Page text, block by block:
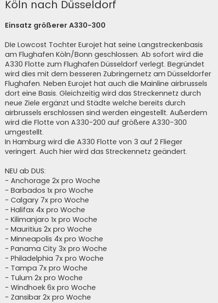
r
a
Köln nach Düsseldorf
Einsatz größerer A330-300
DIe Lowcost Tochter Eurojet hat seine Langstreckenbasis
am Flughafen Köln/Bonn geschlossen. Ab sofort wird die
A330 Flotte zum Flughafen Düsseldorf verlegt. Begründet
wird dies mit dem besseren Zubringernetz am Düsseldorfer
Flughafen. Neben Eurojet hat auch die Mainline airbrussels
dort eine Basis. Gleichzeitig wird das Streckennetz durch
neue Ziele ergänzt und Städte welche bereits durch
airbrussels erschlossen sind werden eingestellt. Außerdem
wird die Flotte von A330-200 auf größere A330-300
umgestellt.
In Hamburg wird die A330 Flotte von 3 auf 2 Flieger
veringert. Auch hier wird das Streckennetz geändert.
NEU ab DUS:
- Anchorage 2x pro Woche
- Barbados 1x pro Woche
- Calgary 7x pro Woche
- Halifax 4x pro Woche
- Kilimanjaro 1x pro Woche
- Mauritius 2x pro Woche
- Minneapolis 4x pro Woche
- Panama City 3x pro Woche
- Philadelphia 7x pro Woche
- Tampa 7x pro Woche
- Tulum 2x pro Woche
- Windhoek 6x pro Woche
- Zansibar 2x pro Woche